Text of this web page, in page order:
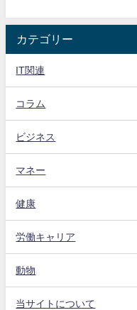
カテゴリー
IT関連
コラム
ビジネス
マネー
健康
労働キャリア
動物
当サイトについて